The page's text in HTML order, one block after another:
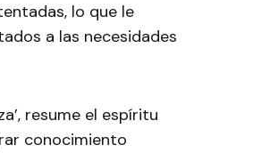
lo que le
a las necesidades
resume el espíritu
conocimiento